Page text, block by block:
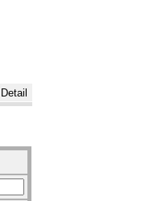
Detail